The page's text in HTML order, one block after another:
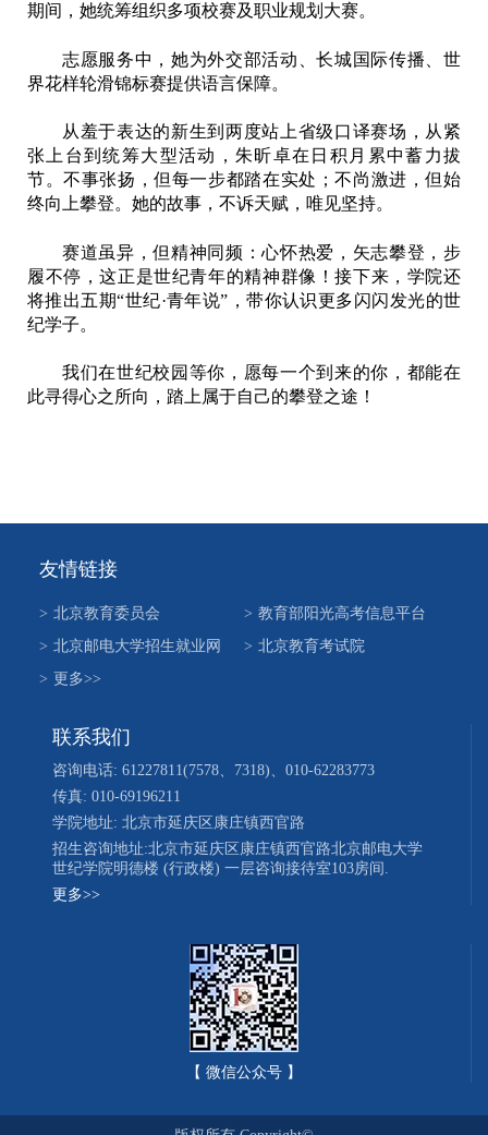
期间，她统筹组织多项校赛及职业规划大赛。
志愿服务中，她为外交部活动、长城国际传播、世
界花样轮滑锦标赛提供语言保障。
从羞于表达的新生到两度站上省级口译赛场，从紧
张上台到统筹大型活动，朱昕卓在日积月累中蓄力拔
节。不事张扬，但每一步都踏在实处；不尚激进，但始
终向上攀登。她的故事，不诉天赋，唯见坚持。
赛道虽异，但精神同频：心怀热爱，矢志攀登，步
履不停，这正是世纪青年的精神群像！接下来，学院还
将推出五期“世纪·青年说”，带你认识更多闪闪发光的世
纪学子。
我们在世纪校园等你，愿每一个到来的你，都能在
此寻得心之所向，踏上属于自己的攀登之途！
友情链接
> 北京教育委员会 > 教育部阳光高考信息平台
> 北京邮电大学招生就业网 > 北京教育考试院
> 更多>>
联系我们
咨询电话: 61227811(7578、7318)、010-62283773
传真: 010-69196211
学院地址: 北京市延庆区康庄镇西官路
招生咨询地址:北京市延庆区康庄镇西官路北京邮电大学
世纪学院明德楼 (行政楼) 一层咨询接待室103房间.
更多>>
【 微信公众号 】